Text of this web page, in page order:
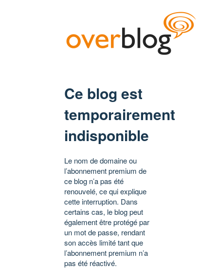
Ce blog est
temporairement
indisponible
Le nom de domaine ou
l’abonnement premium de
ce blog n’a pas été
renouvelé, ce qui explique
cette interruption. Dans
certains cas, le blog peut
également être protégé par
un mot de passe, rendant
son accès limité tant que
l’abonnement premium n’a
pas été réactivé.